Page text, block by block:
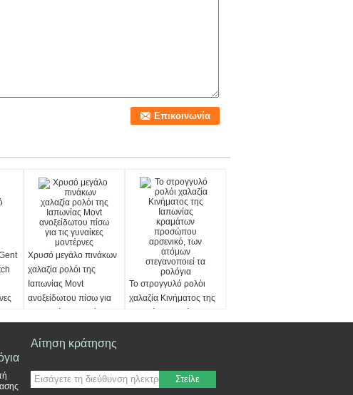
Χρυσό μεγάλο πινάκων
χαλαζία ρολόι της
Ιαπωνίας Movt
ανοξείδωτου πίσω για
τις γυναίκες μοντέρνες
Το στρογγυλό ρολόι
χαλαζία Κινήματος της
Ιαπωνίας κραμάτων
Αίτηση κράτησης
Στείλε